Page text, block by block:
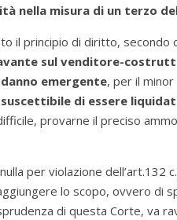
nella misura di un terzo
il principio di diritto, secondo
sul venditore-
emergente, per il
suscettibile di essere
provarne il preciso
per violazione dell’art.132
lo scopo, ovvero di
di questa Corte, va